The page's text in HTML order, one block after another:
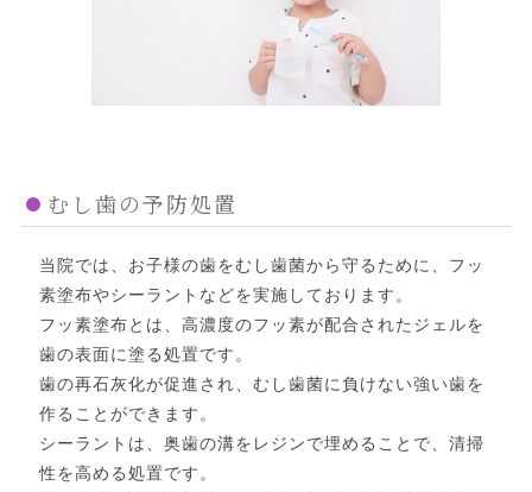
むし歯の予防処置
当院では、お子様の歯をむし歯菌から守るために、フッ
素塗布やシーラントなどを実施しております。
フッ素塗布とは、高濃度のフッ素が配合されたジェルを
歯の表面に塗る処置です。
歯の再石灰化が促進され、むし歯菌に負けない強い歯を
作ることができます。
シーラントは、奥歯の溝をレジンで埋めることで、清掃
性を高める処置です。